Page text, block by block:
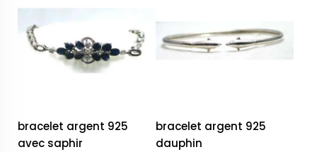
bracelet argent 925
avec saphir
bracelet argent 925
dauphin